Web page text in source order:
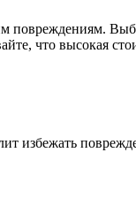
повреждениям.
что высокая
избежать